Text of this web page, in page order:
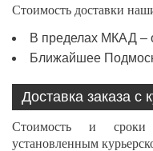
Стоимость доставки
В пределах МКАД –
Ближайшее
Доставка заказа с
Стоимость и сроки
установленным